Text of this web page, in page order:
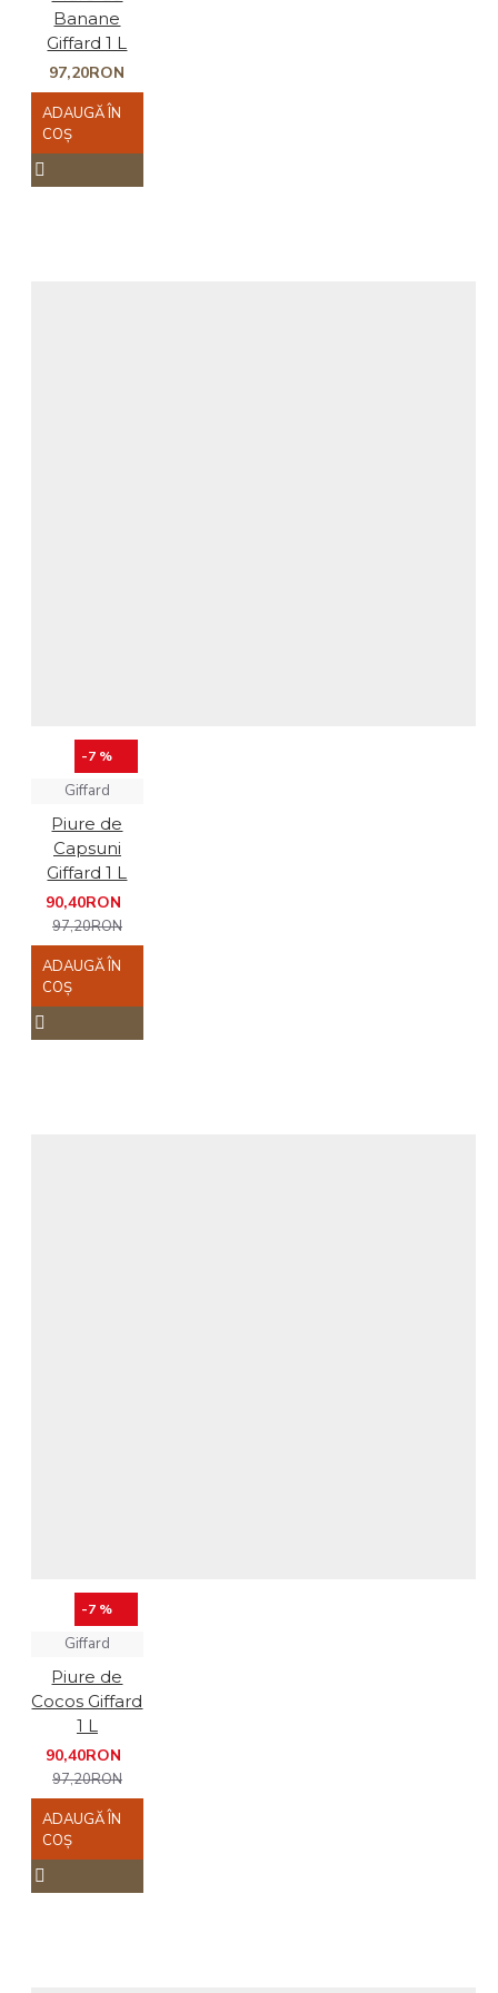
Banane
Giffard 1 L
97,20RON
ADAUGĂ ÎN
COŞ
-7 %
Giffard
Piure de
Capsuni
Giffard 1 L
90,40RON
97,20RON
ADAUGĂ ÎN
COŞ
-7 %
Giffard
Piure de
Cocos Giffard
1 L
90,40RON
97,20RON
ADAUGĂ ÎN
COŞ